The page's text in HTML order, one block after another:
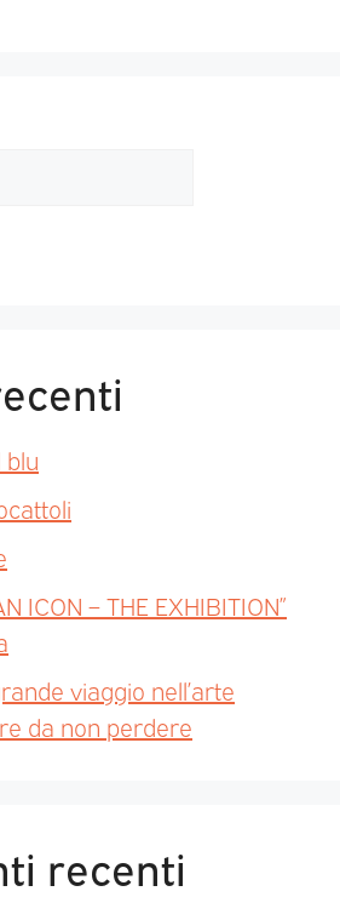
blu
ICON – THE EXHIBITION”
viaggio nell’arte
da non perdere
recenti